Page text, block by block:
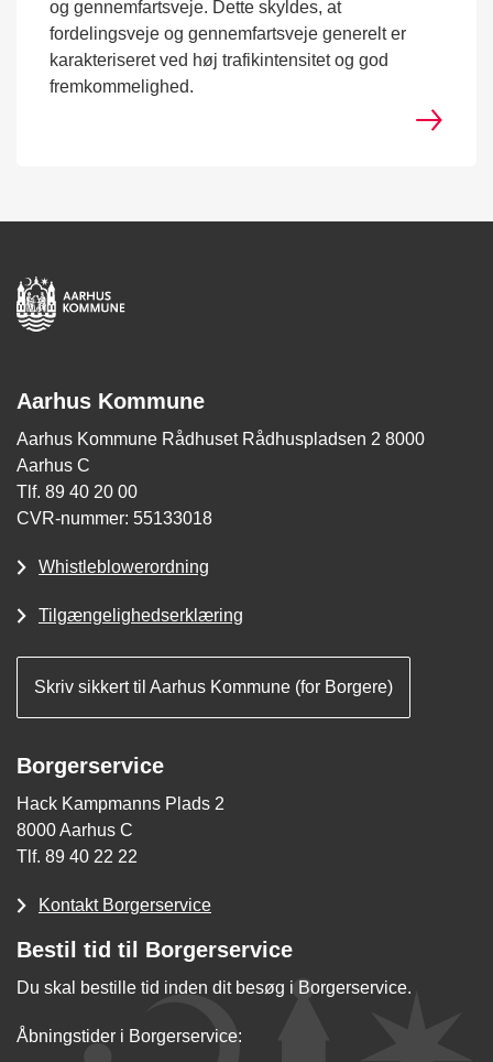
og gennemfartsveje. Dette skyldes, at
fordelingsveje og gennemfartsveje generelt er
karakteriseret ved høj trafikintensitet og god
fremkommelighed.
Aarhus Kommune
Aarhus Kommune Rådhuset Rådhuspladsen 2 8000
Aarhus C
Tlf. 89 40 20 00
CVR-nummer: 55133018
Whistleblowerordning
Tilgængelighedserklæring
Skriv sikkert til Aarhus Kommune (for Borgere)
Borgerservice
Hack Kampmanns Plads 2
8000 Aarhus C
Tlf. 89 40 22 22
Kontakt Borgerservice
Bestil tid til Borgerservice
Du skal bestille tid inden dit besøg i Borgerservice.
Åbningstider i Borgerservice: